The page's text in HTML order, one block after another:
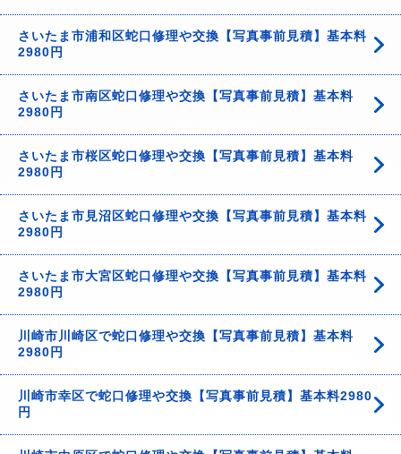
さいたま市浦和区蛇口修理や交換【写真事前見積】基本料
2980円
さいたま市南区蛇口修理や交換【写真事前見積】基本料
2980円
さいたま市桜区蛇口修理や交換【写真事前見積】基本料
2980円
さいたま市見沼区蛇口修理や交換【写真事前見積】基本料
2980円
さいたま市大宮区蛇口修理や交換【写真事前見積】基本料
2980円
川崎市川崎区で蛇口修理や交換【写真事前見積】基本料
2980円
川崎市幸区で蛇口修理や交換【写真事前見積】基本料2980
円